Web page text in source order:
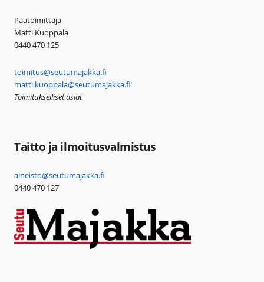
Päätoimittaja
Matti Kuoppala
0440 470 125
toimitus@seutumajakka.fi
matti.kuoppala@seutumajakka.fi
Toimitukselliset asiat
Taitto ja ilmoitusvalmistus
aineisto@seutumajakka.fi
0440 470 127